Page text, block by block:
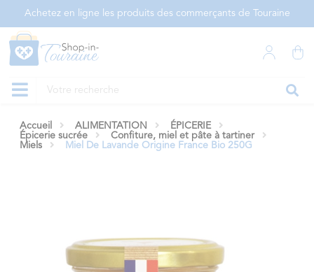
Achetez en ligne les produits des commerçants de Touraine
Accueil ALIMENTATION
ÉPICERIE
Épicerie sucrée
Confiture, miel et pâte à tartiner
Miels
Miel De Lavande Origine France Bio 250G
Panneau de gestion des cookies